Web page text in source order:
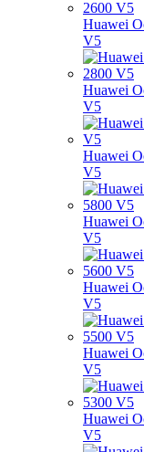
Huawei
V5
Huawei
V5
Huawei
V5
Huawei
V5
Huawei
V5
Huawei
V5
Huawei
V5